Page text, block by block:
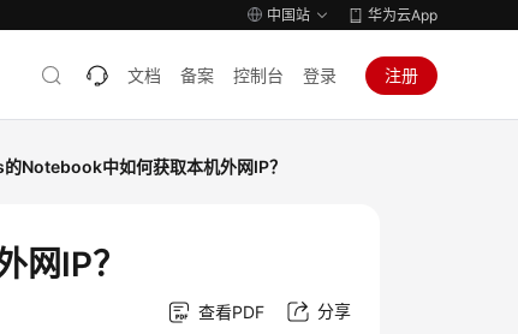
中国站 华为云App
文档 备案 控制台 登录 注册
Notebook中如何获取本机外网IP？
IP？
查看PDF 分享